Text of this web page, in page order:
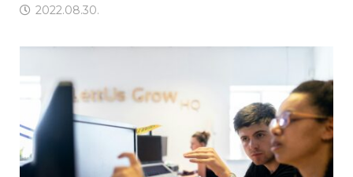
2022.08.30.